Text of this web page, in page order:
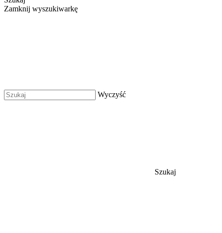
Zamknij wyszukiwarkę
Wyczyść
Szukaj